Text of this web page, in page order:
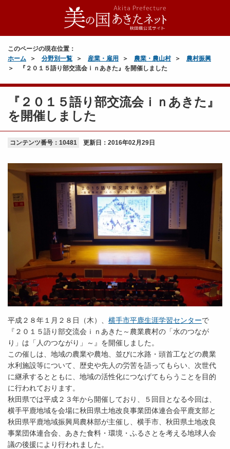
このページの現在位置：
ホーム
分野別一覧 産業・雇用 農業・農山村
農村振興
『２０１５語り部交流会ｉｎあきた』を開催しました
『２０１５語り部交流会ｉｎあきた』
を開催しました
コンテンツ番号：10481 更新日： 2016年02月29日
平成２８年１月２８日（木）、 横手市平鹿生涯学習センターで
『２０１５語り部交流会ｉｎあきた～農業農村の「水のつなが
り」は「人のつながり」～』を開催しました。
この催しは、地域の農業や農地、並びに水路・頭首工などの農業
水利施設等について、歴史や先人の労苦を語ってもらい、次世代
に継承するとともに、地域の活性化につなげてもらうことを目的
に行われております。
秋田県では平成２３年から開催しており、５回目となる今回は、
横手平鹿地域を会場に秋田県土地改良事業団体連合会平鹿支部と
秋田県平鹿地域振興局農林部が主催し、横手市、秋田県土地改良
事業団体連合会、あきた食料・環境・ふるさとを考える地球人会
議の後援により行われました。